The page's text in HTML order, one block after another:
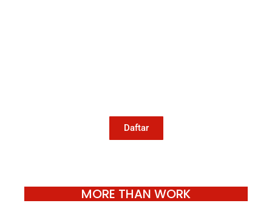
Daftar
MORE THAN WORK